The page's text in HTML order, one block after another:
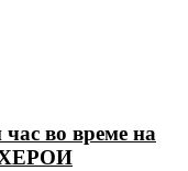
во време на
ХЕРОИ